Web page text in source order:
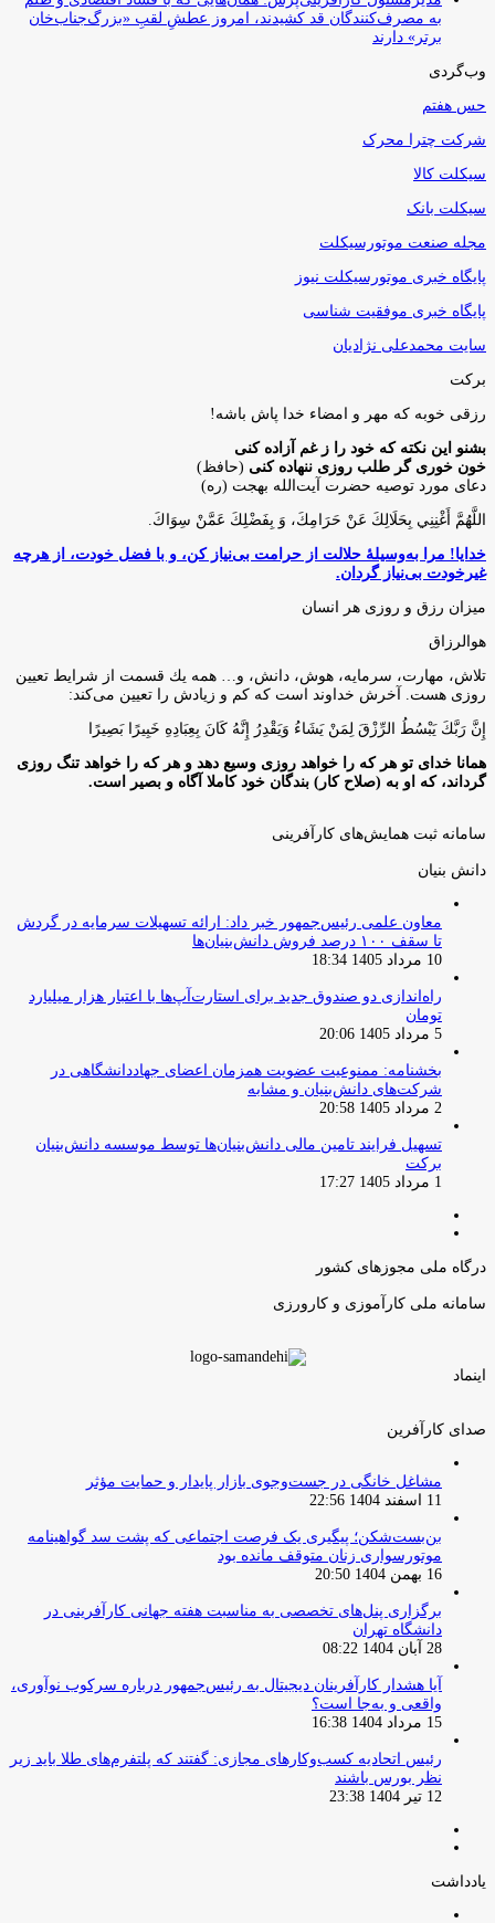
به مصرف‌کنندگان قد کشیدند، امروز عطشِ لقبِ «بزرگ‌جناب‌خان
برتر» دارند
وب‌گردی
حس هفتم
شرکت چترا محرک
سیکلت کالا
سیکلت بانک
مجله صنعت موتورسیکلت
پایگاه خبری موتورسیکلت نیوز
پایگاه خبری موفقیت شناسی
سایت محمدعلی نژادیان
برکت
رزقی خوبه كه مهر و امضاء خدا پاش باشه!
بشنو این نکته که خود را ز غم آزاده کنی
خون خوری گر طلب روزی ننهاده کنی (حافظ)
دعای مورد توصیه حضرت آیت‌الله بهجت (ره)
اللَّهُمَّ أَغْنِنِي بِحَلَالِكَ عَنْ حَرَامِكَ، وَ بِفَضْلِكَ عَمَّنْ سِوَاكَ‏.
خدایا! مرا به‌وسیلۀ حلالت از حرامت بی‌نیاز کن، و با فضل خودت، از هرچه
غیرخودت بی‌نیاز گردان.
میزان رزق و روزی هر انسان
هوالرزاق
تلاش، مهارت، سرمايه، هوش، دانش، و… همه يك قسمت از شرايط تعيين
روزى هست. آخرش خداوند است كه كم و زيادش را تعيين مى‌كند:
إِنَّ رَبَّكَ يَبْسُطُ الرِّزْقَ لِمَنْ يَشَاءُ وَيَقْدِرُ إِنَّهُ كَانَ بِعِبَادِهِ خَبِيرًا بَصِيرًا
همانا خدای تو هر که را خواهد روزی وسیع دهد و هر که را خواهد تنگ روزی
گرداند، که او به (صلاح کار) بندگان خود کاملا آگاه و بصیر است.
سامانه ثبت همایش‌های کارآفرینی
دانش‌ بنیان‌
معاون علمی رئیس‌جمهور خبر داد: ارائه تسهیلات سرمایه در گردش
تا سقف ۱۰۰ درصد فروش دانش‌بنیان‌ها
10 مرداد 1405 18:34
راه‌اندازی دو صندوق جدید برای استارت‌آپ‌ها با اعتبار هزار میلیارد
تومان
5 مرداد 1405 20:06
بخشنامه: ممنوعیت عضویت همزمان اعضای جهاددانشگاهی در
شرکت‌های دانش‌بنیان و مشابه
2 مرداد 1405 20:58
تسهیل فرایند تامین مالی دانش‌بنیان‌ها توسط موسسه دانش‌بنیان
برکت
1 مرداد 1405 17:27
درگاه ملی مجوزهای کشور
سامانه ملی کارآموزی و کارورزی
اینماد
صدای کارآفرین
مشاغل خانگی در جست‌وجوی بازار پایدار و حمایت مؤثر
11 اسفند 1404 22:56
بن‌بست‌شکن؛ پیگیری یک فرصت اجتماعی که پشت سد گواهینامه
موتورسواری زنان متوقف مانده بود
16 بهمن 1404 20:50
برگزاری پنل‌های تخصصی به مناسبت هفته جهانی کارآفرینی در
دانشگاه تهران
28 آبان 1404 08:22
آیا هشدار کارآفرینان دیجیتال به رئیس‌جمهور درباره سرکوب نوآوری،
واقعی و به‌جا است؟
15 مرداد 1404 16:38
‏رئیس اتحادیه کسب‌وکارهای مجازی: گفتند که پلتفرم‌های طلا باید زیر
نظر بورس باشند
12 تیر 1404 23:38
یادداشت